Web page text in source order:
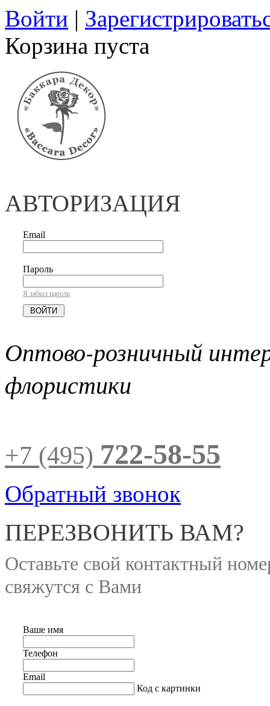
Войти |
Корзина пуста
АВТОРИЗАЦИЯ
Email
Пароль
Я забыл пароль
Оптово-розничный
флористики
+7 (495) 722-58-55
Обратный звонок
ПЕРЕЗВОНИТЬ ВАМ?
Оставьте свой контактный
свяжутся с Вами
Ваше имя
Телефон
Email
Код с картинки